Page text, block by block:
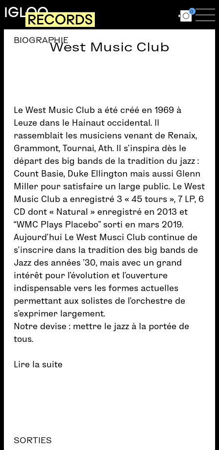
Aller au contenu principal
IGLOORECORDS Ouvrir le
0
West Music Club
BIOGRAPHIE
Le West Music Club a été créé en 1969 à
Leuze dans le Hainaut occidental. Il
rassemblait les musiciens venant de Renaix,
Grammont, Tournai, Ath. Il s’inspira dès le
départ des big bands de la tradition du jazz :
Count Basie, Duke Ellington mais aussi Glenn
Miller pour satisfaire un large public. Le West
Music Club a enregistré 3 « 45 tours », 7 LP, 6
CD dont « Natural » enregistré en 2013 et
“WMC Plays Placebo” sorti en mars 2019.
Aujourd’hui Le West Musci Club continue de
s’inscrire dans la tradition des big bands de
Jazz des années ’30, mais avec un grand
intérêt pour l’évolution et l’ouverture
indispensable vers les formes actuelles
permettant aux solistes de l’orchestre de
s’exprimer largement.
Notre devise : mettre le jazz à la portée de
tous.
Lire la suite
SORTIES